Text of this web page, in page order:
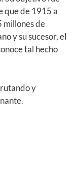
que de 1915 a
millones de
y su sucesor, el
tal hecho
y